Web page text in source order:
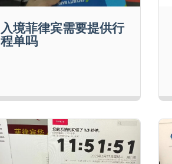
入境菲律宾需要提供行
程单吗